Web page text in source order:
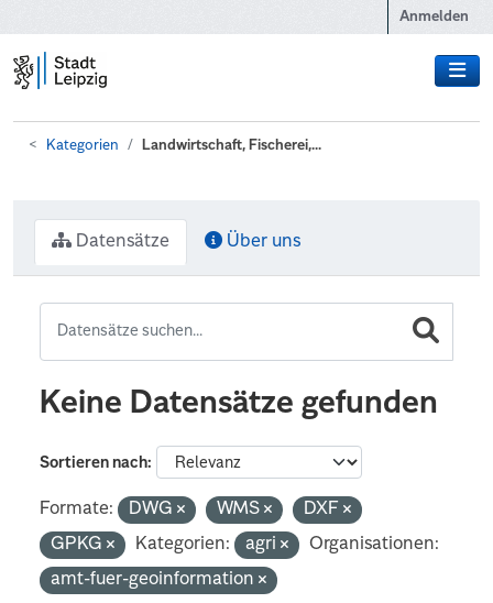
Anmelden
Kategorien Landwirtschaft, Fischerei,...
Datensätze Über uns
Keine Datensätze gefunden
Sortieren nach
Formate: DWG WMS
DXF
GPKG
Kategorien: agri
Organisationen:
amt-fuer-geoinformation